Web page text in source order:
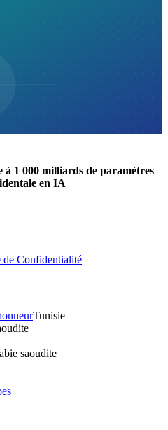
à 1 000 milliards de paramètres
en IA
de Confidentialité
Tunisie
saoudite